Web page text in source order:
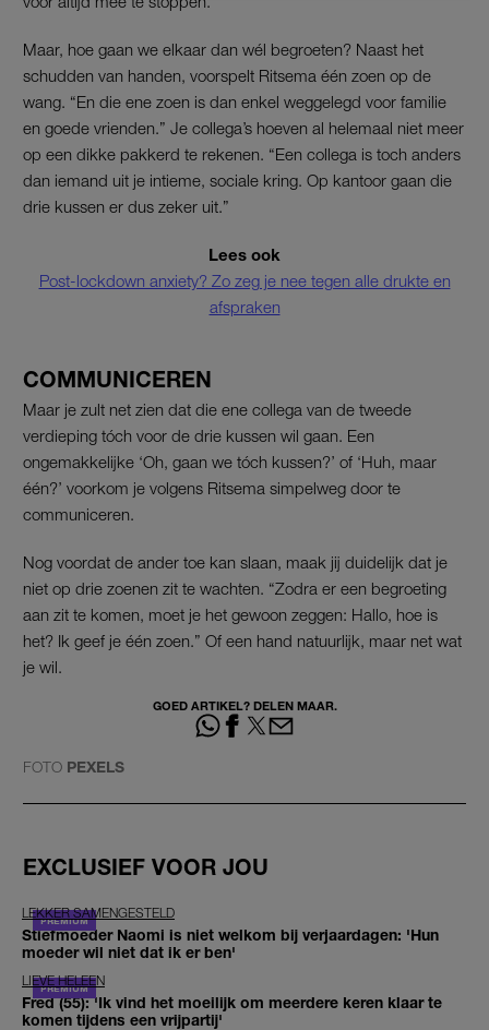
Maar, hoe gaan we elkaar dan wél begroeten? Naast het
schudden van handen, voorspelt Ritsema één zoen op de
wang. “En die ene zoen is dan enkel weggelegd voor familie
en goede vrienden.” Je collega’s hoeven al helemaal niet meer
op een dikke pakkerd te rekenen. “Een collega is toch anders
dan iemand uit je intieme, sociale kring. Op kantoor gaan die
drie kussen er dus zeker uit.”
Lees ook
Post-lockdown anxiety? Zo zeg je nee tegen alle drukte en
afspraken
COMMUNICEREN
Maar je zult net zien dat die ene collega van de tweede
verdieping tóch voor de drie kussen wil gaan. Een
ongemakkelijke ‘Oh, gaan we tóch kussen?’ of ‘Huh, maar
één?’ voorkom je volgens Ritsema simpelweg door te
communiceren.
Nog voordat de ander toe kan slaan, maak jij duidelijk dat je
niet op drie zoenen zit te wachten. “Zodra er een begroeting
aan zit te komen, moet je het gewoon zeggen: Hallo, hoe is
het? Ik geef je één zoen.” Of een hand natuurlijk, maar net wat
je wil.
GOED ARTIKEL? DELEN MAAR.
FOTO PEXELS
EXCLUSIEF VOOR JOU
LEKKER SAMENGESTELD
Stiefmoeder Naomi is niet welkom bij verjaardagen: 'Hun
moeder wil niet dat ik er ben'
LIEVE HELEEN
Fred (55): 'Ik vind het moeilijk om meerdere keren klaar te
komen tijdens een vrijpartij'